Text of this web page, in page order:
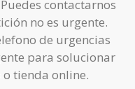
Puedes contactarnos
no es urgente.
de urgencias
para solucionar
tienda online.